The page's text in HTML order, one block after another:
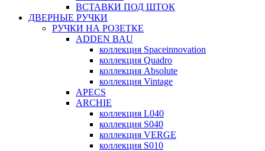
ВСТАВКИ ПОД ШТОК
ДВЕРНЫЕ РУЧКИ
РУЧКИ НА РОЗЕТКЕ
ADDEN BAU
коллекция Spaceinnovation
коллекция Quadro
коллекция Absolute
коллекция Vintage
APECS
ARCHIE
коллекция L040
коллекция S040
коллекция VERGE
коллекция S010